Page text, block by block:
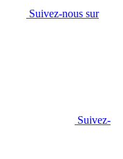
Suivez-nous sur
Suivez-